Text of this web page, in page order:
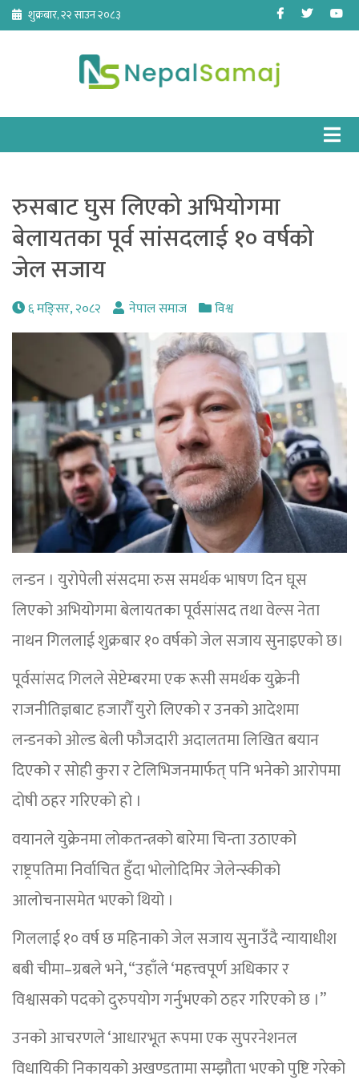
Skip
content
शुक्रबार, २२ साउन २०८३ Facebook
Twitter
रुसबाट घुस लिएको अभियोगमा
बेलायतका पूर्व सांसदलाई १० वर्षको
जेल सजाय
६ मङि्सर, २०८२ नेपाल समाज विश्व
लन्डन । युरोपेली संसदमा रुस समर्थक भाषण दिन घूस
लिएको अभियोगमा बेलायतका पूर्वसांसद तथा वेल्स नेता
नाथन गिललाई शुक्रबार १० वर्षको जेल सजाय सुनाइएको छ।
पूर्वसांसद गिलले सेप्टेम्बरमा एक रूसी समर्थक युक्रेनी
राजनीतिज्ञबाट हजारौँ युरो लिएको र उनको आदेशमा
लन्डनको ओल्ड बेली फौजदारी अदालतमा लिखित बयान
दिएको र सोही कुरा र टेलिभिजनमार्फत् पनि भनेको आरोपमा
दोषी ठहर गरिएको हो ।
वयानले युक्रेनमा लोकतन्त्रको बारेमा चिन्ता उठाएको
राष्ट्रपतिमा निर्वाचित हुँदा भोलोदिमिर जेलेन्स्कीको
आलोचनासमेत भएको थियो ।
गिललाई १० वर्ष छ महिनाको जेल सजाय सुनाउँदै न्यायाधीश
बबी चीमा–ग्रबले भने, “उहाँले ‘महत्त्वपूर्ण अधिकार र
विश्वासको पदको दुरुपयोग गर्नुभएको ठहर गरिएको छ ।”
उनको आचरणले ‘आधारभूत रूपमा एक सुपरनेशनल
विधायिकी निकायको अखण्डतामा सम्झौता भएको पुष्टि गरेको